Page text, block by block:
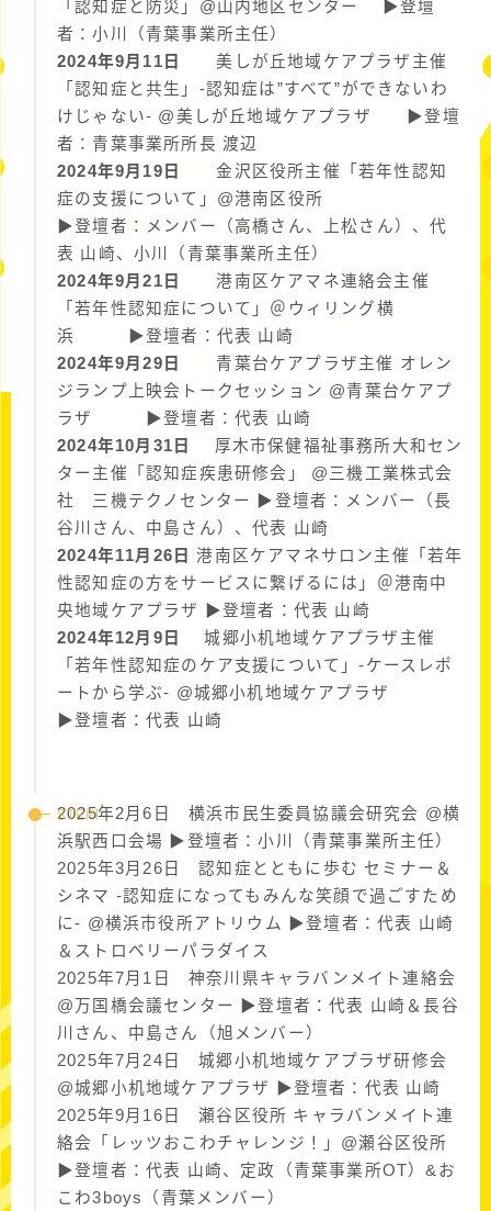
「認知症と防災」@山内地区センター ▶︎登壇
者：小川（青葉事業所主任）
2024年9月11日
美しが丘地域ケアプラザ主催
「認知症と共生」-認知症は”すべて”ができないわ
けじゃない- @美しが丘地域ケアプラザ ▶︎登壇
者：青葉事業所所長 渡辺
2024年9月19日
金沢区役所主催「若年性認知
症の支援について」@港南区役所
▶︎登壇者：メンバー（高橋さん、上松さん）、代
表 山崎、小川（青葉事業所主任）
2024年9月21日
港南区ケアマネ連絡会主催
「若年性認知症について」＠ウィリング横
浜 ▶︎登壇者：代表 山崎
2024年9月29日
青葉台ケアプラザ主催 オレン
ジランプ上映会トークセッション @青葉台ケアプ
ラザ ▶︎登壇者：代表 山崎
2024年10月31日
厚木市保健福祉事務所大和セン
ター主催「認知症疾患研修会」 @三機工業株式会
社 三機テクノセンター ▶︎登壇者：メンバー（長
谷川さん、中島さん）、代表 山崎
2024年11月26日
港南区ケアマネサロン主催「若年
性認知症の方をサービスに繋げるには」＠港南中
央地域ケアプラザ ▶︎登壇者：代表 山崎
2024年12月9日
城郷小机地域ケアプラザ主催
「若年性認知症のケア支援について」-ケースレポ
ートから学ぶ- @城郷小机地域ケアプラザ
▶︎登壇者：代表 山崎
2025年2月6日 横浜市民生委員協議会研究会 @横
浜駅西口会場 ▶︎登壇者：小川（青葉事業所主任）
2025年3月26日 認知症とともに歩む セミナー＆
シネマ -認知症になってもみんな笑顔で過ごすため
に- @横浜市役所アトリウム ▶︎登壇者：代表 山崎
＆ストロベリーパラダイス
2025年7月1日 神奈川県キャラバンメイト連絡会
@万国橋会議センター ▶︎登壇者：代表 山崎＆長谷
川さん、中島さん（旭メンバー）
2025年7月24日 城郷小机地域ケアプラザ研修会
@城郷小机地域ケアプラザ ▶︎登壇者：代表 山崎
2025年9月16日 瀬谷区役所 キャラバンメイト連
絡会「レッツおこわチャレンジ！」@瀬谷区役所
▶︎登壇者：代表 山崎、定政（青葉事業所OT）&お
こわ3boys（青葉メンバー）